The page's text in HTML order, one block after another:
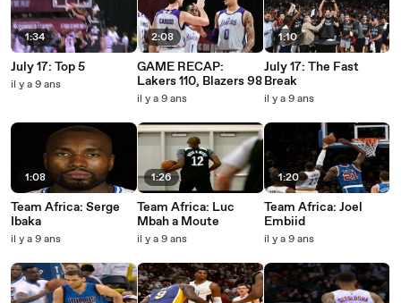
1:34
July 17: Top 5
il y a 9 ans
1:08
Team Africa: Serge
Ibaka
il y a 9 ans
2:08
GAME RECAP:
Lakers 110, Blazers 98
il y a 9 ans
1:26
Team Africa: Luc
Mbah a Moute
il y a 9 ans
1:10
July 17: The Fast
Break
il y a 9 ans
1:20
Team Africa: Joel
Embiid
il y a 9 ans